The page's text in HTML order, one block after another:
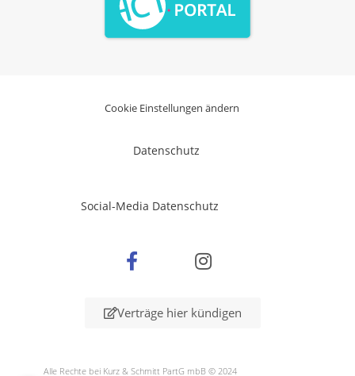
Cookie Einstellungen ändern
Datenschutz
Social-Media Datenschutz
Verträge hier kündigen
Alle Rechte bei Kurz & Schmitt PartG mbB © 2024